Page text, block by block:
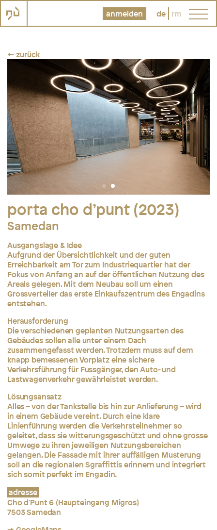
anmelden de rm
← zurück
porta cho d’punt (2023)
Samedan
Ausgangslage & Idee
Aufgrund der Übersichtlichkeit und der guten
Erreichbarkeit am Tor zum Industriequartier hat der
Fokus von Anfang an auf der öffentlichen Nutzung des
Areals gelegen. Mit dem Neubau soll um einen
Grossverteiler das erste Einkaufszentrum des Engadins
entstehen.
Herausforderung
Die verschiedenen geplanten Nutzungsarten des
Gebäudes sollen alle unter einem Dach
zusammengefasst werden. Trotzdem muss auf dem
knapp bemessenen Vorplatz eine sichere
Verkehrsführung für Fussgänger, den Auto- und
Lastwagenverkehr gewährleistet werden.
Lösungsansatz
Alles – von der Tankstelle bis hin zur Anlieferung – wird
in einem Gebäude vereint. Durch eine klare
Linienführung werden die Verkehrsteilnehmer so
geleitet, dass sie witterungsgeschützt und ohne grosse
Umwege zu ihren jeweiligen Nutzungsbereichen
gelangen. Die Fassade mit ihrer auffälligen Musterung
soll an die regionalen Sgraffittis erinnern und integriert
sich somit perfekt im Engadin.
adresse
Cho d'Punt 6 (Haupteingang Migros)
7503 Samedan